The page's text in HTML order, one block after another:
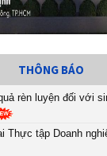
THÔNG BÁO
rèn luyện đối với
Thực tập Doanh